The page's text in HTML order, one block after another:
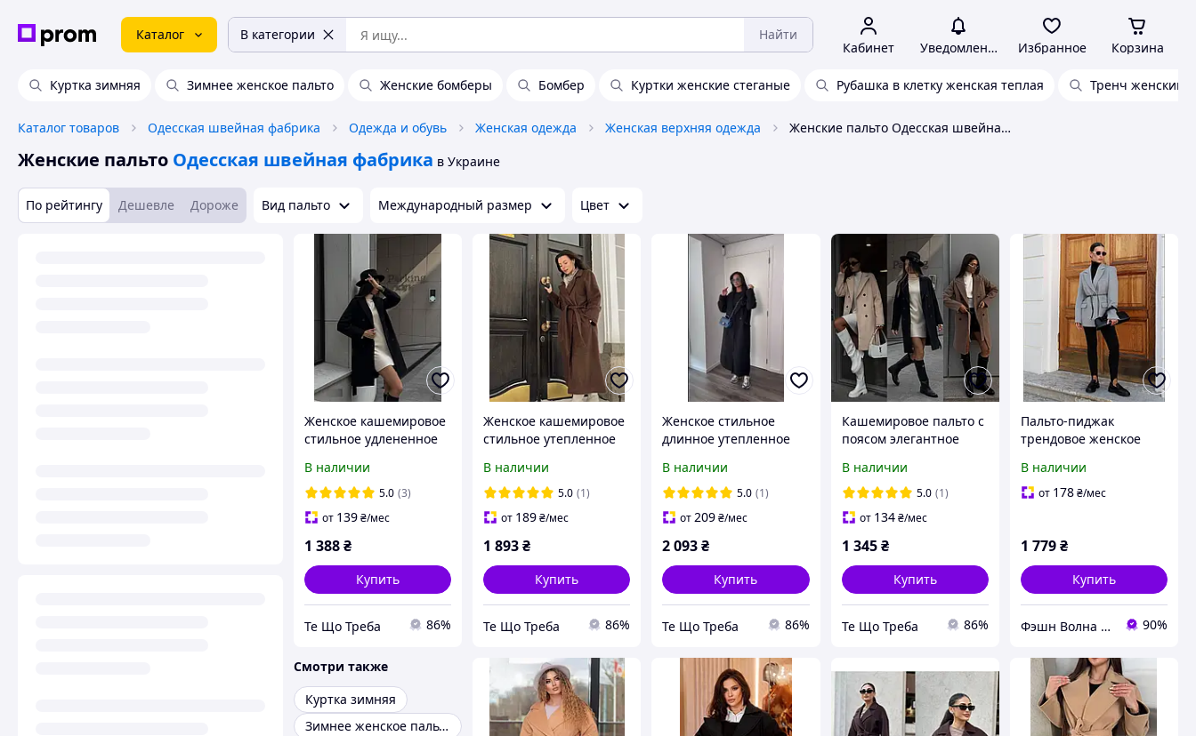
Каталог В категории Найти
Кабинет Уведомления Избранное Корзина
Куртка зимняя Зимнее женское пальто Женские бомберы Бомбер Куртки женские стеганые Рубашка в клетку женская теплая Тренч женский
Каталог товаров Одесская швейная фабрика Одежда и обувь Женская одежда Женская верхняя одежда Женские пальто Одесская швейная фабрика
Женские пальто Одесская швейная фабрика в Украине
По рейтингу Дешевле Дороже Вид пальто Международный размер Цвет
Женское кашемировое
стильное удлененное
разных цветах S-M L-XL
В наличии
5.0 (3)
от 139₴/мес
1 388₴
Купить
Те Що Треба 86%
Женское кашемировое
стильное утепленное
42-46
В наличии
5.0 (1)
от 189₴/мес
1 893₴
Купить
Те Що Треба 86%
Женское стильное
длинное утепленное
черный 42-46 48-52
В наличии
5.0 (1)
от209₴/мес
2 093₴
Купить
Те Що Треба 86%
Кашемировое пальто с
поясом элегантное
В наличии
5.0 (1)
от 134 ₴/мес
1 345 ₴
Купить
Те Що Треба 86%
Пальто-пиджак
трендовое женское
В наличии
от 178₴/мес
1 779₴
Купить
Фэшн Волна | Fashion Wave 90%
Смотри также
Куртка зимняя
Зимнее женское пальто